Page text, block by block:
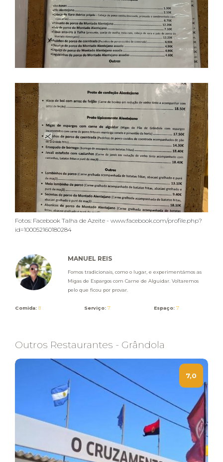
Fotos: Facebook Talha de Azeite - www.facebook.com/profile.php?
id=100052160180284
MANUEL REIS
Fomos tradicionais, como o lugar, e experimentámos as
Migas de Espargos com Carne de Alguidar. Voltaremos
pelo que ficou por provar.
Comida: 8 Serviço: 7 Espaço: 7
Outros Restaurantes - Grândola
7,0